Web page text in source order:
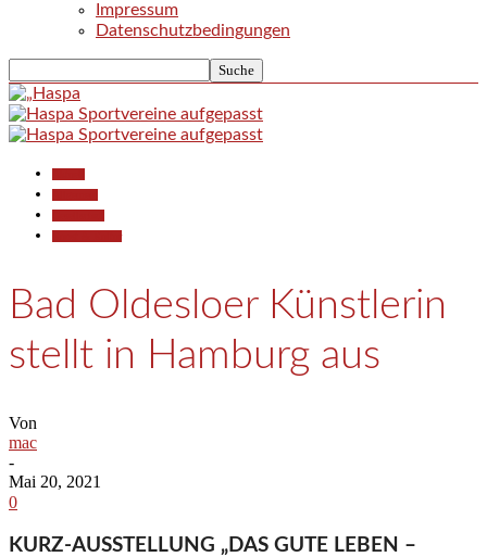
Impressum
Datenschutzbedingungen
Bad Oldesloer Künstlerin
stellt in Hamburg aus
Von
mac
-
Mai 20, 2021
0
KURZ-AUSSTELLUNG „DAS GUTE LEBEN –